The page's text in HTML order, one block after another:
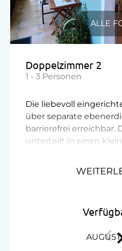
ALLE
Doppelzimmer 2
1 - 3 Personen
Die liebevoll
über separate
barrierefrei erreichbar.
unterteilt in einen
Fernseher